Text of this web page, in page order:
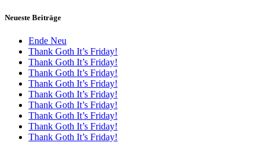
Neueste Beiträge
Ende Neu
Thank Goth It’s Friday!
Thank Goth It’s Friday!
Thank Goth It’s Friday!
Thank Goth It’s Friday!
Thank Goth It’s Friday!
Thank Goth It’s Friday!
Thank Goth It’s Friday!
Thank Goth It’s Friday!
Thank Goth It’s Friday!